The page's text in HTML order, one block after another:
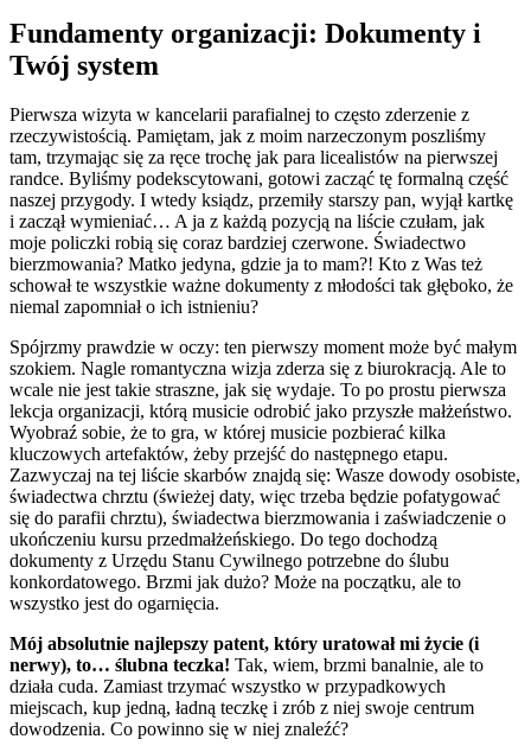
Fundamenty organizacji: Dokumenty i
Twój system
Pierwsza wizyta w kancelarii parafialnej to często zderzenie z
rzeczywistością. Pamiętam, jak z moim narzeczonym poszliśmy
tam, trzymając się za ręce trochę jak para licealistów na pierwszej
randce. Byliśmy podekscytowani, gotowi zacząć tę formalną część
naszej przygody. I wtedy ksiądz, przemiły starszy pan, wyjął kartkę
i zaczął wymieniać… A ja z każdą pozycją na liście czułam, jak
moje policzki robią się coraz bardziej czerwone. Świadectwo
bierzmowania? Matko jedyna, gdzie ja to mam?! Kto z Was też
schował te wszystkie ważne dokumenty z młodości tak głęboko, że
niemal zapomniał o ich istnieniu?
Spójrzmy prawdzie w oczy: ten pierwszy moment może być małym
szokiem. Nagle romantyczna wizja zderza się z biurokracją. Ale to
wcale nie jest takie straszne, jak się wydaje. To po prostu pierwsza
lekcja organizacji, którą musicie odrobić jako przyszłe małżeństwo.
Wyobraź sobie, że to gra, w której musicie pozbierać kilka
kluczowych artefaktów, żeby przejść do następnego etapu.
Zazwyczaj na tej liście skarbów znajdą się: Wasze dowody osobiste,
świadectwa chrztu (świeżej daty, więc trzeba będzie pofatygować
się do parafii chrztu), świadectwa bierzmowania i zaświadczenie o
ukończeniu kursu przedmałżeńskiego. Do tego dochodzą
dokumenty z Urzędu Stanu Cywilnego potrzebne do ślubu
konkordatowego. Brzmi jak dużo? Może na początku, ale to
wszystko jest do ogarnięcia.
Mój absolutnie najlepszy patent, który uratował mi życie (i
nerwy), to… ślubna teczka! Tak, wiem, brzmi banalnie, ale to
działa cuda. Zamiast trzymać wszystko w przypadkowych
miejscach, kup jedną, ładną teczkę i zrób z niej swoje centrum
dowodzenia. Co powinno się w niej znaleźć?